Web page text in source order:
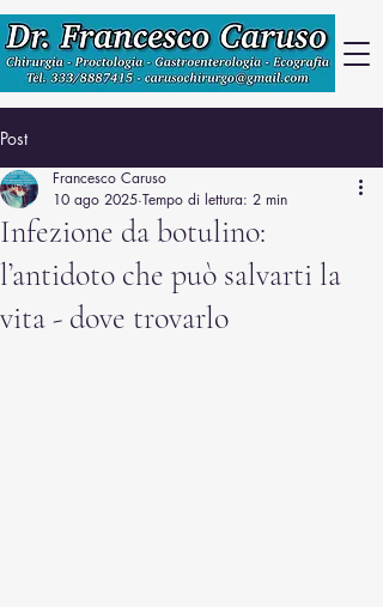
Post
Infezione da botulino:
l’antidoto che può salvarti la
vita - dove trovarlo
Francesco Caruso
10 ago 2025 Tempo di lettura: 2 min